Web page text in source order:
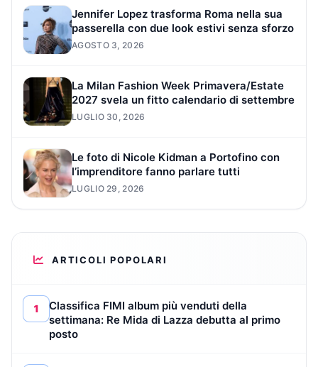
Jennifer Lopez trasforma Roma nella sua
passerella con due look estivi senza sforzo
AGOSTO 3, 2026
La Milan Fashion Week Primavera/Estate
2027 svela un fitto calendario di settembre
LUGLIO 30, 2026
Le foto di Nicole Kidman a Portofino con
l’imprenditore fanno parlare tutti
LUGLIO 29, 2026
ARTICOLI POPOLARI
1
Classifica FIMI album più venduti della
settimana: Re Mida di Lazza debutta al primo
posto